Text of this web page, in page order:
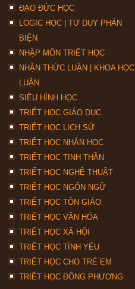
ĐẠO ĐỨC HỌC
LOGIC HỌC | TƯ DUY PHẢN
BIỆN
NHẬP MÔN TRIẾT HỌC
NHẬN THỨC LUẬN | KHOA HỌC
LUẬN
SIÊU HÌNH HỌC
TRIẾT HỌC GIÁO DỤC
TRIẾT HỌC LỊCH SỬ
TRIẾT HỌC NHÂN HỌC
TRIẾT HỌC TINH THẦN
TRIẾT HỌC NGHỆ THUẬT
TRIẾT HỌC NGÔN NGỮ
TRIẾT HỌC TÔN GIÁO
TRIẾT HỌC VĂN HÓA
TRIẾT HỌC XÃ HỘI
TRIẾT HỌC TÌNH YÊU
TRIẾT HỌC CHO TRẺ EM
TRIẾT HỌC ĐÔNG PHƯƠNG